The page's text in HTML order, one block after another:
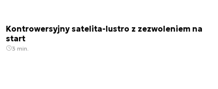
Kontrowersyjny satelita-lustro z zezwoleniem na
start
3 min.